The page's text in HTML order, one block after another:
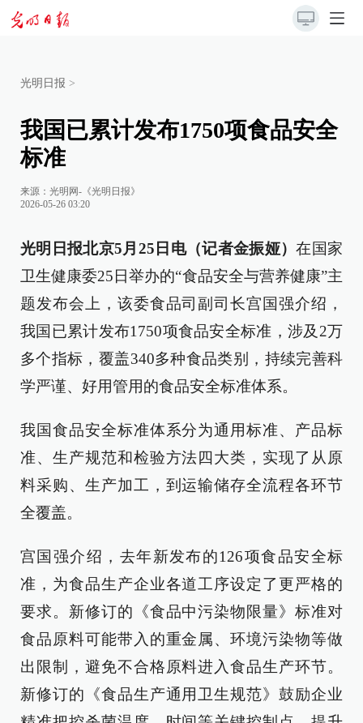
光明日报 >
我国已累计发布1750项食品安全
标准
来源： 光明网-《光明日报》
2026-05-26 03:20
光明日报北京5月25日电（记者金振娅）在国家
卫生健康委25日举办的“食品安全与营养健康”主
题发布会上，该委食品司副司长宫国强介绍，
我国已累计发布1750项食品安全标准，涉及2万
多个指标，覆盖340多种食品类别，持续完善科
学严谨、好用管用的食品安全标准体系。
我国食品安全标准体系分为通用标准、产品标
准、生产规范和检验方法四大类，实现了从原
料采购、生产加工，到运输储存全流程各环节
全覆盖。
宫国强介绍，去年新发布的126项食品安全标
准，为食品生产企业各道工序设定了更严格的
要求。新修订的《食品中污染物限量》标准对
食品原料可能带入的重金属、环境污染物等做
出限制，避免不合格原料进入食品生产环节。
新修订的《食品生产通用卫生规范》鼓励企业